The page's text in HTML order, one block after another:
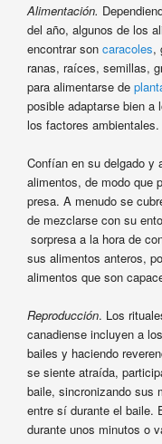
Alimentación.
del año, algunos de los
encontrar soncaracoles,
ranas, raíces, semillas,
para alimentarse de
posible adaptarse bien
los factores ambientales.
Confían en su delgado y
alimentos, de modo que
presa. A menudo se
de mezclarse con su
sorpresa a la hora de
sus alimentos anteros,
alimentos que son
Reproducción. Los
canadiense incluyen a
bailes y haciendo
se siente atraída,
baile, sincronizando sus
entre sí durante el baile.
durante unos minutos o